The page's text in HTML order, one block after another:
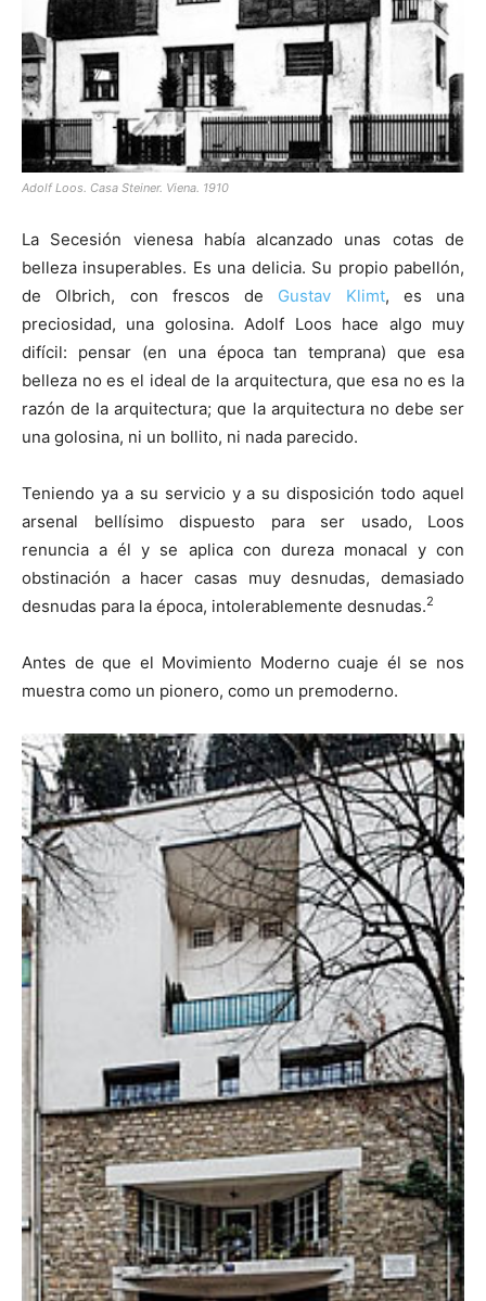
Adolf Loos. Casa Steiner. Viena. 1910
La Secesión vienesa había alcanzado unas cotas de
belleza insuperables. Es una delicia. Su propio pabellón,
de Olbrich, con frescos de Gustav Klimt, es una
preciosidad, una golosina. Adolf Loos hace algo muy
difícil: pensar (en una época tan temprana) que esa
belleza no es el ideal de la arquitectura, que esa no es la
razón de la arquitectura; que la arquitectura no debe ser
una golosina, ni un bollito, ni nada parecido.
Teniendo ya a su servicio y a su disposición todo aquel
arsenal bellísimo dispuesto para ser usado, Loos
renuncia a él y se aplica con dureza monacal y con
obstinación a hacer casas muy desnudas, demasiado
desnudas para la época, intolerablemente desnudas.2
Antes de que el Movimiento Moderno cuaje él se nos
muestra como un pionero, como un premoderno.